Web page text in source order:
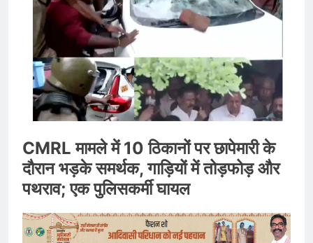
CMRL मामले में 10 ठिकानों पर छापेमारी के
दौरान भड़के समर्थक, गाड़ियों में तोड़फोड़ और
पथराव; एक पुलिसकर्मी घायल